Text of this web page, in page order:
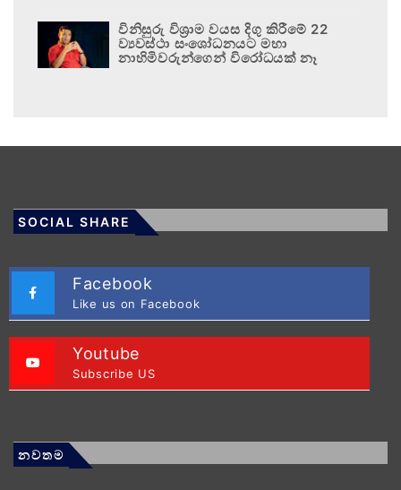
විනිසුරු විශ්‍රාම වයස දිගු කිරීමේ 22
ව්‍යවස්ථා සංශෝධනයට මහා
නාහිමිවරුන්ගෙන් විරෝධයක් නෑ
SOCIAL SHARE
Facebook
Like us on Facebook
Youtube
Subscribe US
නවතම